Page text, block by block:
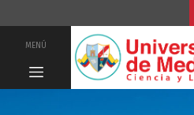
MENÚ